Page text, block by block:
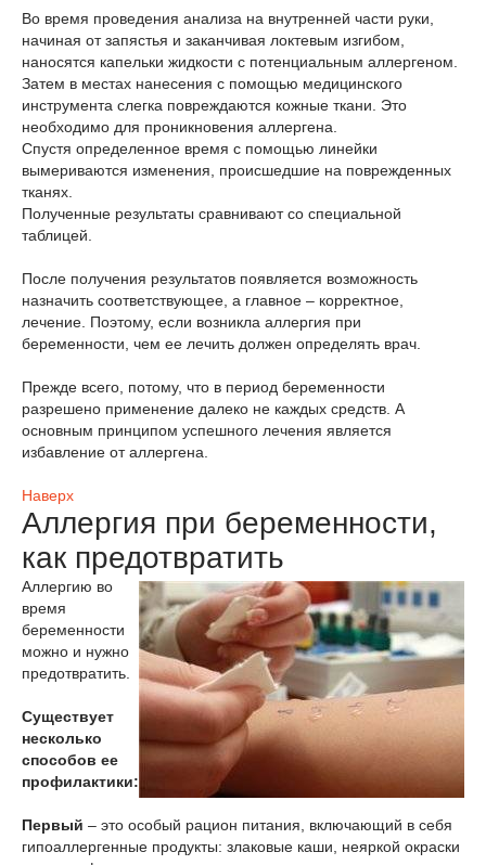
Во время проведения анализа на внутренней части руки,
начиная от запястья и заканчивая локтевым изгибом,
наносятся капельки жидкости с потенциальным аллергеном.
Затем в местах нанесения с помощью медицинского
инструмента слегка повреждаются кожные ткани. Это
необходимо для проникновения аллергена.
Спустя определенное время с помощью линейки
вымериваются изменения, происшедшие на поврежденных
тканях.
Полученные результаты сравнивают со специальной
таблицей.
После получения результатов появляется возможность
назначить соответствующее, а главное – корректное,
лечение. Поэтому, если возникла аллергия при
беременности, чем ее лечить должен определять врач.
Прежде всего, потому, что в период беременности
разрешено применение далеко не каждых средств. А
основным принципом успешного лечения является
избавление от аллергена.
Наверх
Аллергия при беременности,
как предотвратить
Аллергию во
время
беременности
можно и нужно
предотвратить.
Существует
несколько
способов ее
профилактики:
Первый – это особый рацион питания, включающий в себя
гипоаллергенные продукты: злаковые каши, неяркой окраски